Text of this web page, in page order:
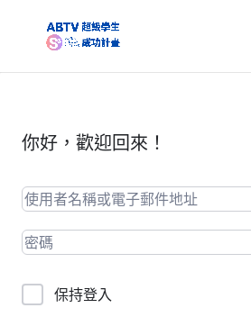
你好，歡迎回來！
保持登入